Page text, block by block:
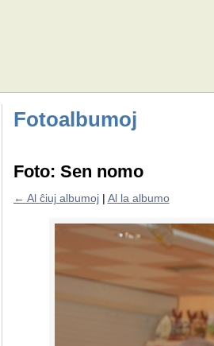
Fotoalbumoj
Foto: Sen nomo
← Al ĉiuj albumoj| Al la albumo